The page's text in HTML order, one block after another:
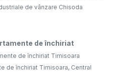
de vânzare Chisoda
de închiriat
de închiriat Timisoara
de închiriat Timisoara, Central